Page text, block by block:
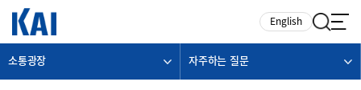
English
소통광장 자주하는 질문